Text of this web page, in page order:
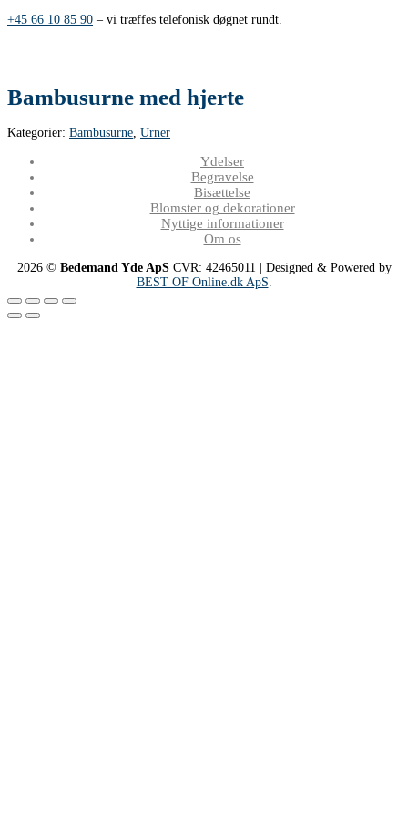
+45 66 10 85 90 – vi træffes telefonisk døgnet rundt.
Bambusurne med hjerte
Kategorier: Bambusurne Urner
Ydelser
Begravelse
Bisættelse
Blomster og dekorationer
Nyttige informationer
Om os
2026 © Bedemand Yde ApSCVR: 42465011 | Designed & Powered by
BEST OF Online.dk ApS